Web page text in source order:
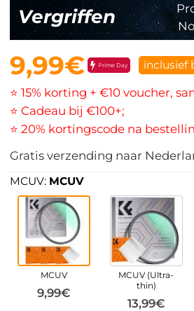
Vergriffen
9,99€ Prime Day inclusief
⭐ 15% korting + €10 voucher,
⭐ Cadeau bij €100+;
⭐ 20% kortingscode na
Gratis verzending naar
MCUV: MCUV
MCUV
9,99€
MCUV (Ultra-
thin)
13,99€